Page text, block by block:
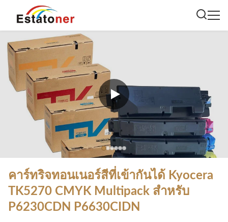
คาร์ทริจทอนเนอร์สีที่เข้ากันได้ Kyocera
TK5270 CMYK Multipack สําหรับ
P6230CDN P6630CIDN